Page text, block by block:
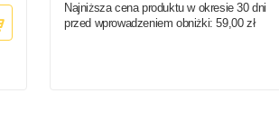
Najniższa cena produktu w okresie 30 dni
przed wprowadzeniem obniżki:59,00 zł